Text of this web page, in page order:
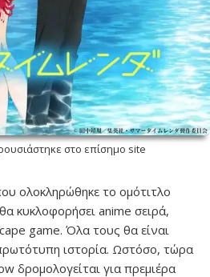
στο επίσημο site
ολοκληρώθηκε το ομότιτλο
κυκλοφορήσει anime σειρά,
game. Όλα τους θα είναι
ιστορία. Ωστόσο, τώρα
δρομολογείται για πρεμιέρα